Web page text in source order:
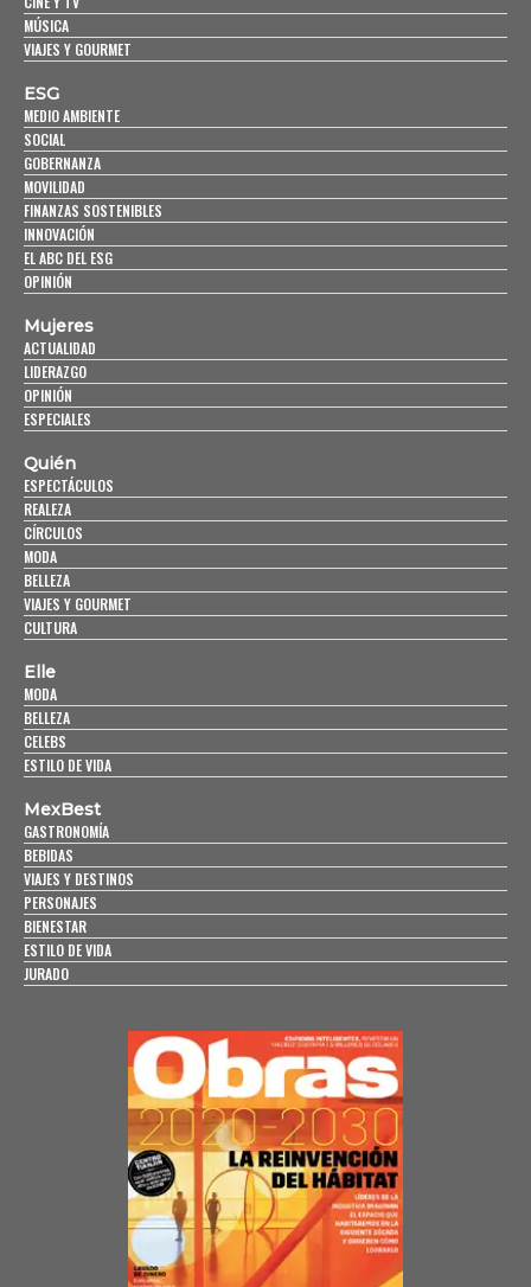
MÚSICA
VIAJES Y GOURMET
ESG
MEDIO AMBIENTE
SOCIAL
GOBERNANZA
MOVILIDAD
FINANZAS SOSTENIBLES
INNOVACIÓN
EL ABC DEL ESG
OPINIÓN
Mujeres
ACTUALIDAD
LIDERAZGO
OPINIÓN
ESPECIALES
Quién
ESPECTÁCULOS
REALEZA
CÍRCULOS
MODA
BELLEZA
VIAJES Y GOURMET
CULTURA
Elle
MODA
BELLEZA
CELEBS
ESTILO DE VIDA
MexBest
GASTRONOMÍA
BEBIDAS
VIAJES Y DESTINOS
PERSONAJES
BIENESTAR
ESTILO DE VIDA
JURADO